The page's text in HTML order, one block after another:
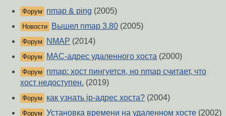
Форум nmap & ping (2005)
Новости Вышел nmap 3.80 (2005)
Форум NMAP (2014)
Форум MAC-адрес удаленного хоста (2000)
Форум
nmap: хост пингуется, но nmap считает, что
хост недоступен. (2019)
Форум как узнать ip-адрес хоста? (2004)
Форум Установка времени на удаленном хосте (2002)